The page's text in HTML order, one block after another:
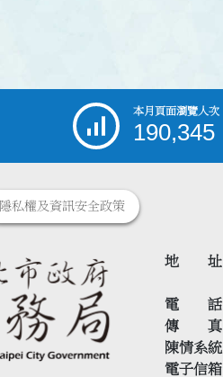
本月頁面瀏覽人次
190,345
隱私權及資訊安全政策
地 址
電 話
傳 真
陳情系統
電子信箱